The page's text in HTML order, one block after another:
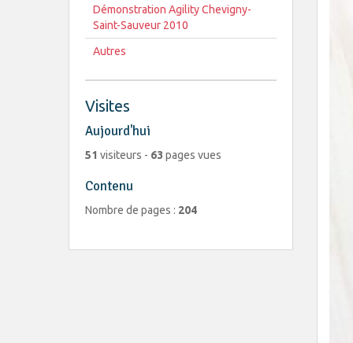
Démonstration Agility Chevigny-
Saint-Sauveur 2010
Autres
Visites
Aujourd'hui
51 visiteurs - 63 pages vues
Contenu
Nombre de pages : 204